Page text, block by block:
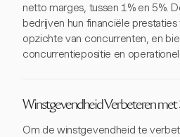
netto marges, tussen 1% en 5%.
bedrijven hun financiële
opzichte van concurrenten, en
concurrentiepositie en
Winstgevendheid Verbeteren
Om de winstgevendheid te